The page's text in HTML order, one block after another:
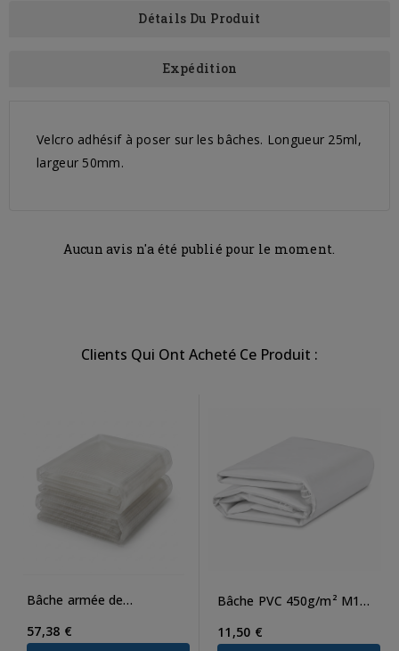
Détails Du Produit
Expédition
Velcro adhésif à poser sur les bâches. Longueur 25ml,
largeur 50mm.
Aucun avis n'a été publié pour le moment.
Clients Qui Ont Acheté Ce Produit :
Bâche armée de
57,38 €
Bâche PVC 450g/m² M1
11,50 €